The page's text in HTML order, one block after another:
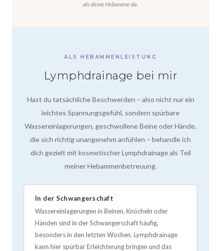
als deine Hebamme da.
ALS HEBAMMENLEISTUNG
Lymphdrainage bei mir
Hast du tatsächliche Beschwerden – also nicht nur ein
leichtes Spannungsgefühl, sondern spürbare
Wassereinlagerungen, geschwollene Beine oder Hände,
die sich richtig unangenehm anfühlen – behandle ich
dich gezielt mit kosmetischer Lymphdrainage als Teil
meiner Hebammenbetreuung.
In der Schwangerschaft
Wassereinlagerungen in Beinen, Knöcheln oder
Händen sind in der Schwangerschaft häufig,
besonders in den letzten Wochen. Lymphdrainage
kann hier spürbar Erleichterung bringen und das